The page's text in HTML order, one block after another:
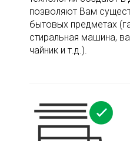
позволяют Вам
бытовых предметах
стиральная машина,
чайник и т.д.).